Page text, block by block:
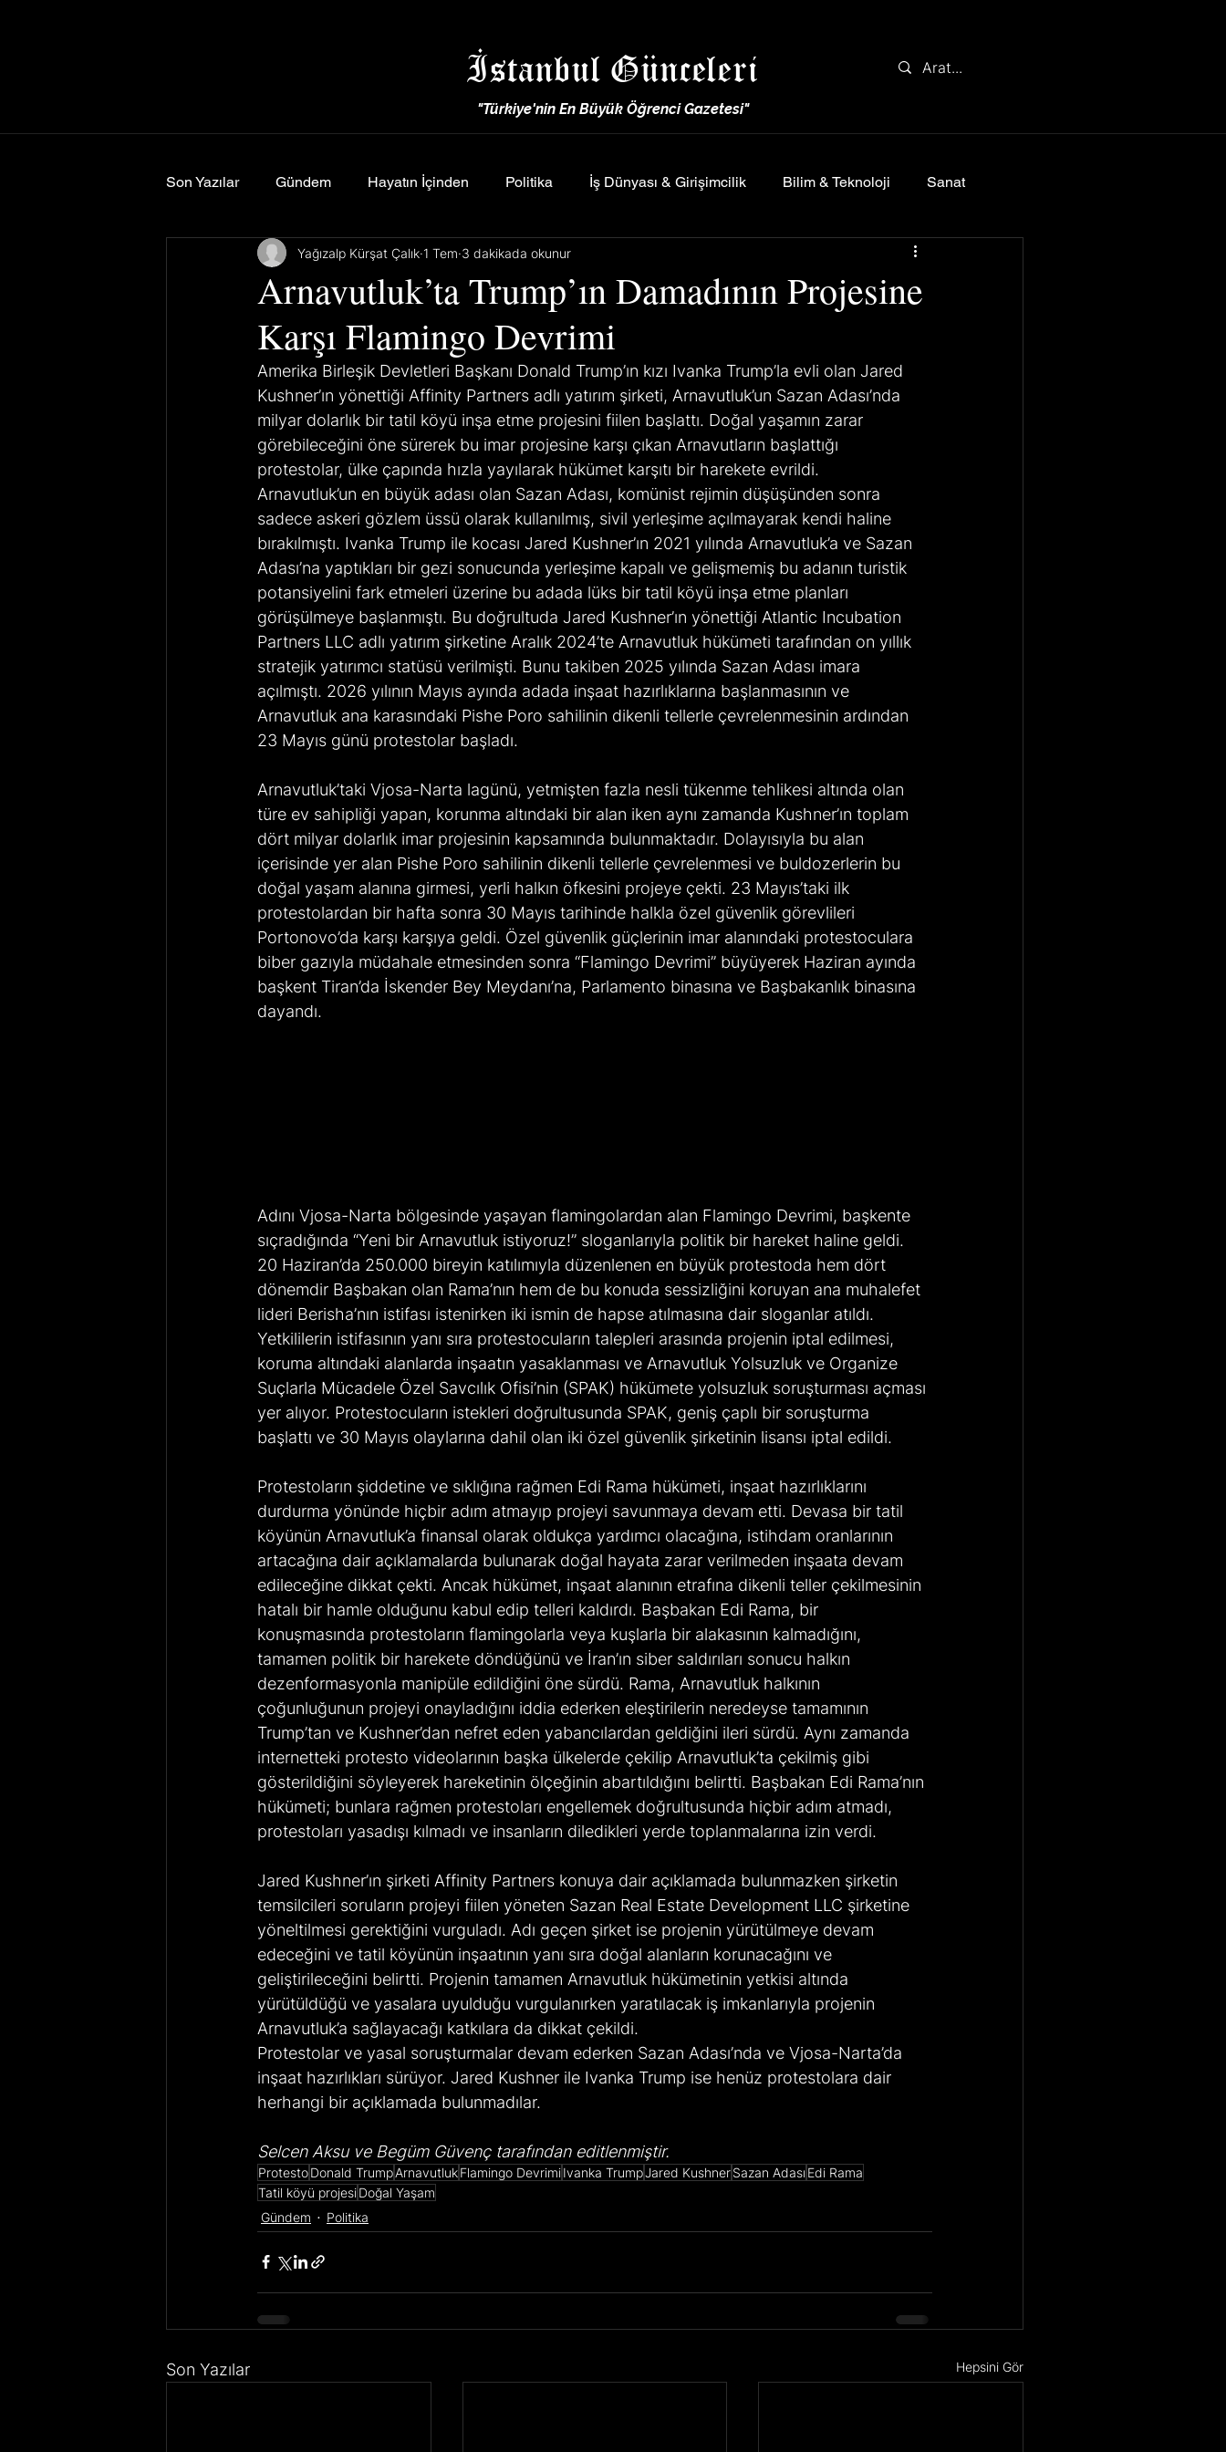
İstanbul Günceleri
"Türkiye'nin En Büyük Öğrenci Gazetesi"
Son Yazılar Gündem Hayatın İçinden Politika İş Dünyası & Girişimcilik Bilim & Teknoloji Sanat
Yemek & Seyahat
Arnavutluk’ta Trump’ın Damadının Projesine
Karşı Flamingo Devrimi
Yağızalp Kürşat Çalık 1 Tem 3 dakikada okunur
Amerika Birleşik Devletleri Başkanı Donald Trump’ın kızı Ivanka Trump’la evli olan Jared
Kushner’ın yönettiği Affinity Partners adlı yatırım şirketi, Arnavutluk’un Sazan Adası’nda
milyar dolarlık bir tatil köyü inşa etme projesini fiilen başlattı. Doğal yaşamın zarar
görebileceğini öne sürerek bu imar projesine karşı çıkan Arnavutların başlattığı
protestolar, ülke çapında hızla yayılarak hükümet karşıtı bir harekete evrildi.
Arnavutluk’un en büyük adası olan Sazan Adası, komünist rejimin düşüşünden sonra
sadece askeri gözlem üssü olarak kullanılmış, sivil yerleşime açılmayarak kendi haline
bırakılmıştı. Ivanka Trump ile kocası Jared Kushner’ın 2021 yılında Arnavutluk’a ve Sazan
Adası’na yaptıkları bir gezi sonucunda yerleşime kapalı ve gelişmemiş bu adanın turistik
potansiyelini fark etmeleri üzerine bu adada lüks bir tatil köyü inşa etme planları
görüşülmeye başlanmıştı. Bu doğrultuda Jared Kushner’ın yönettiği Atlantic Incubation
Partners LLC adlı yatırım şirketine Aralık 2024’te Arnavutluk hükümeti tarafından on yıllık
stratejik yatırımcı statüsü verilmişti. Bunu takiben 2025 yılında Sazan Adası imara
açılmıştı. 2026 yılının Mayıs ayında adada inşaat hazırlıklarına başlanmasının ve
Arnavutluk ana karasındaki Pishe Poro sahilinin dikenli tellerle çevrelenmesinin ardından
23 Mayıs günü protestolar başladı.
Arnavutluk’taki Vjosa-Narta lagünü, yetmişten fazla nesli tükenme tehlikesi altında olan
türe ev sahipliği yapan, korunma altındaki bir alan iken aynı zamanda Kushner’ın toplam
dört milyar dolarlık imar projesinin kapsamında bulunmaktadır. Dolayısıyla bu alan
içerisinde yer alan Pishe Poro sahilinin dikenli tellerle çevrelenmesi ve buldozerlerin bu
doğal yaşam alanına girmesi, yerli halkın öfkesini projeye çekti. 23 Mayıs’taki ilk
protestolardan bir hafta sonra 30 Mayıs tarihinde halkla özel güvenlik görevlileri
Portonovo’da karşı karşıya geldi. Özel güvenlik güçlerinin imar alanındaki protestoculara
biber gazıyla müdahale etmesinden sonra “Flamingo Devrimi” büyüyerek Haziran ayında
başkent Tiran’da İskender Bey Meydanı’na, Parlamento binasına ve Başbakanlık binasına
dayandı.
Adını Vjosa-Narta bölgesinde yaşayan flamingolardan alan Flamingo Devrimi, başkente
sıçradığında “Yeni bir Arnavutluk istiyoruz!” sloganlarıyla politik bir hareket haline geldi.
20 Haziran’da 250.000 bireyin katılımıyla düzenlenen en büyük protestoda hem dört
dönemdir Başbakan olan Rama’nın hem de bu konuda sessizliğini koruyan ana muhalefet
lideri Berisha’nın istifası istenirken iki ismin de hapse atılmasına dair sloganlar atıldı.
Yetkililerin istifasının yanı sıra protestocuların talepleri arasında projenin iptal edilmesi,
koruma altındaki alanlarda inşaatın yasaklanması ve Arnavutluk Yolsuzluk ve Organize
Suçlarla Mücadele Özel Savcılık Ofisi’nin (SPAK) hükümete yolsuzluk soruşturması açması
yer alıyor. Protestocuların istekleri doğrultusunda SPAK, geniş çaplı bir soruşturma
başlattı ve 30 Mayıs olaylarına dahil olan iki özel güvenlik şirketinin lisansı iptal edildi.
Protestoların şiddetine ve sıklığına rağmen Edi Rama hükümeti, inşaat hazırlıklarını
durdurma yönünde hiçbir adım atmayıp projeyi savunmaya devam etti. Devasa bir tatil
köyünün Arnavutluk’a finansal olarak oldukça yardımcı olacağına, istihdam oranlarının
artacağına dair açıklamalarda bulunarak doğal hayata zarar verilmeden inşaata devam
edileceğine dikkat çekti. Ancak hükümet, inşaat alanının etrafına dikenli teller çekilmesinin
hatalı bir hamle olduğunu kabul edip telleri kaldırdı. Başbakan Edi Rama, bir
konuşmasında protestoların flamingolarla veya kuşlarla bir alakasının kalmadığını,
tamamen politik bir harekete döndüğünü ve İran’ın siber saldırıları sonucu halkın
dezenformasyonla manipüle edildiğini öne sürdü. Rama, Arnavutluk halkının
çoğunluğunun projeyi onayladığını iddia ederken eleştirilerin neredeyse tamamının
Trump’tan ve Kushner’dan nefret eden yabancılardan geldiğini ileri sürdü. Aynı zamanda
internetteki protesto videolarının başka ülkelerde çekilip Arnavutluk’ta çekilmiş gibi
gösterildiğini söyleyerek hareketinin ölçeğinin abartıldığını belirtti. Başbakan Edi Rama’nın
hükümeti; bunlara rağmen protestoları engellemek doğrultusunda hiçbir adım atmadı,
protestoları yasadışı kılmadı ve insanların diledikleri yerde toplanmalarına izin verdi.
Jared Kushner’ın şirketi Affinity Partners konuya dair açıklamada bulunmazken şirketin
temsilcileri soruların projeyi fiilen yöneten Sazan Real Estate Development LLC şirketine
yöneltilmesi gerektiğini vurguladı. Adı geçen şirket ise projenin yürütülmeye devam
edeceğini ve tatil köyünün inşaatının yanı sıra doğal alanların korunacağını ve
geliştirileceğini belirtti. Projenin tamamen Arnavutluk hükümetinin yetkisi altında
yürütüldüğü ve yasalara uyulduğu vurgulanırken yaratılacak iş imkanlarıyla projenin
Arnavutluk’a sağlayacağı katkılara da dikkat çekildi.
Protestolar ve yasal soruşturmalar devam ederken Sazan Adası’nda ve Vjosa-Narta’da
inşaat hazırlıkları sürüyor. Jared Kushner ile Ivanka Trump ise henüz protestolara dair
herhangi bir açıklamada bulunmadılar.
Selcen Aksu ve Begüm Güvenç tarafından editlenmiştir.
ProtestoDonald TrumpArnavutlukFlamingo DevrimiIvanka TrumpJared KushnerSazan Adası Edi Rama
Tatil köyü projesiDoğal Yaşam
Gündem
Politika
Son Yazılar Hepsini Gör